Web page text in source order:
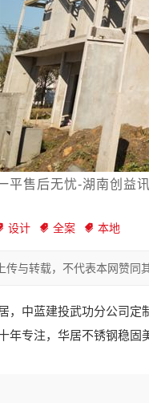
平售后无忧-湖南创益
设计 全案 本地
传与转载，不代表本网赞
，中蓝建投武功分公司定
年专注，华居不锈钢稳固